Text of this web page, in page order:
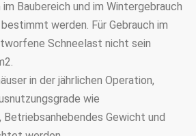
Baubereich und im Wintergebrauch
werden. Für Gebrauch im
Schneelast nicht sein
in der jährlichen Operation,
wie
Gewicht und